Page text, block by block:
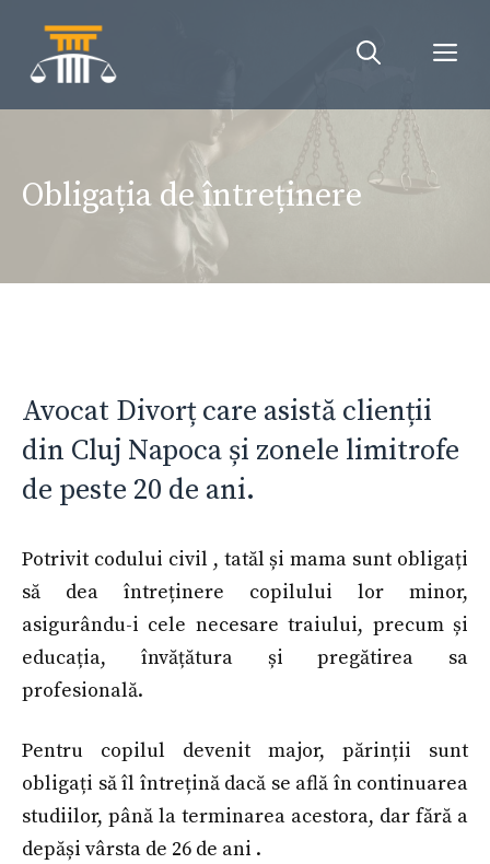
conținut
Obligația de întreținere
Avocat Divorț care asistă clienții
din Cluj Napoca și zonele limitrofe
de peste 20 de ani.
Potrivit codului civil , tatăl și mama sunt obligați
să dea întreținere copilului lor minor,
asigurându-i cele necesare traiului, precum și
educația, învățătura și pregătirea sa
profesională.
Pentru copilul devenit major, părinții sunt
obligați să îl întrețină dacă se află în continuarea
studiilor, până la terminarea acestora, dar fără a
depăși vârsta de 26 de ani .